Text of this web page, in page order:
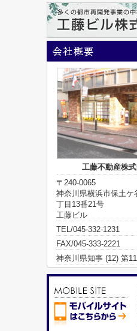
工藤不動産株
〒240-0065
神奈川県横浜市保土ケ
丁目13番21号
工藤ビル
TEL/045-332-1231
FAX/045-333-2221
神奈川県知事 (12) 第